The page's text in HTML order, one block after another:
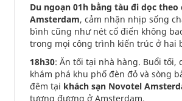
Du ngoạn 01h bằng tàu đi dọc theo
Amsterdam, cảm nhận nhịp sống
bình cũng như nét cổ điển không
trong mọi công trình kiến trúc ở hai
18h30: Ăn tối tại nhà hàng. Buổi tối,
khám phá khu phố đèn đỏ và sòng
đêm tại khách sạn Novotel
tương đương ở Amsterdam.